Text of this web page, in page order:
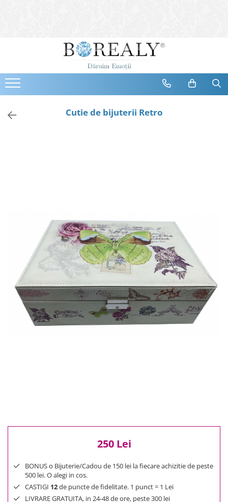
Bijuterii
Cercei
Bratari
Coliere
Cele mai noi
Cele mai vandute
Cele mai votate
Cu video
Pret
0 Lei - 100 Lei
Cutie de bijuterii Retro
250 Lei
BONUS o Bijuterie/Cadou de 150 lei la fiecare achizitie de peste
500 lei. O alegi in cos.
CASTIGI 12de puncte de fidelitate. 1 punct = 1 Lei
LIVRARE GRATUITA, in 24-48 de ore, peste 300 lei